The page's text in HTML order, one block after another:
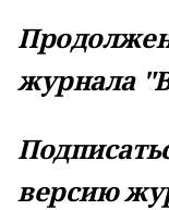
журнала
версию